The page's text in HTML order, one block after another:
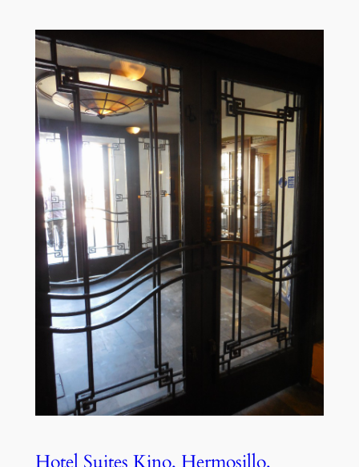
Hotel Suites Kino, Hermosillo,